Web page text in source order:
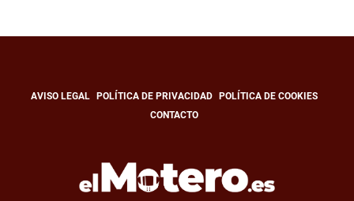
AVISO LEGAL POLÍTICA DE PRIVACIDAD
POLÍTICA DE COOKIES
CONTACTO